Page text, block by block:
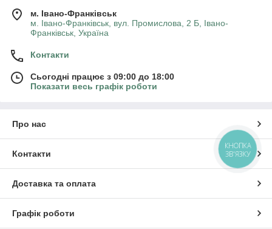
м. Івано-Франківськ
м. Івано-Франківськ, вул. Промислова, 2 Б, Івано-
Франківськ, Україна
Контакти
Сьогодні працює з 09:00 до 18:00
Показати весь графік роботи
Про нас
Контакти
Доставка та оплата
Графік роботи
КНОПКА
ЗВ'ЯЗКУ